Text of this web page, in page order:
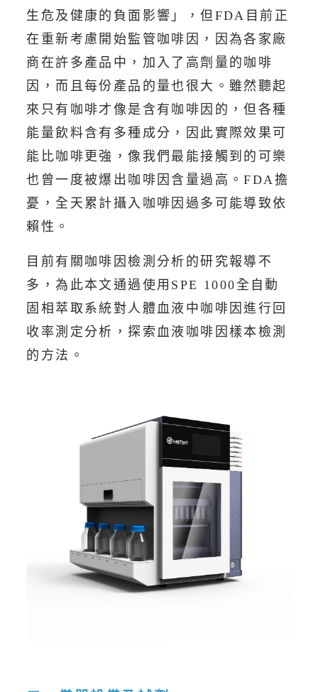
生危及健康的負面影響」，但FDA目前正
在重新考慮開始監管咖啡因，因為各家廠
商在許多產品中，加入了高劑量的咖啡
因，而且每份產品的量也很大。雖然聽起
來只有咖啡才像是含有咖啡因的，但各種
能量飲料含有多種成分，因此實際效果可
能比咖啡更強，像我們最能接觸到的可樂
也曾一度被爆出咖啡因含量過高。FDA擔
憂，全天累計攝入咖啡因過多可能導致依
賴性。
目前有關咖啡因檢測分析的研究報導不
多，為此本文通過使用SPE 1000全自動
固相萃取系統對人體血液中咖啡因進行回
收率測定分析，探索血液咖啡因樣本檢測
的方法。